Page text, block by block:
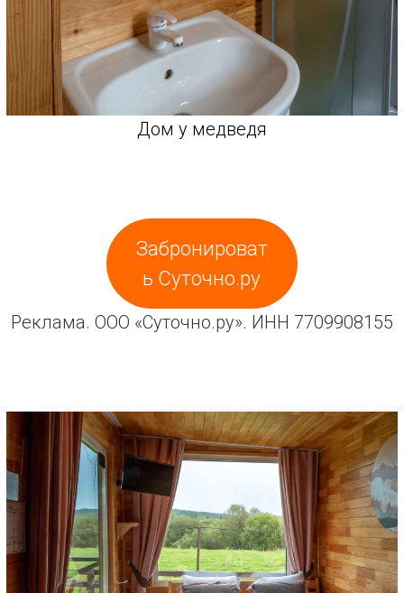
Дом у медведя
Забронироват
ь Суточно.ру
Реклама. ООО «Суточно.ру». ИНН 7709908155